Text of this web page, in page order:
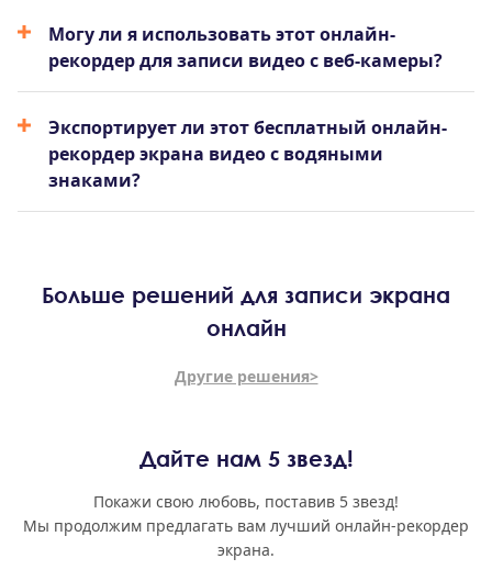
Могу ли я использовать этот онлайн-
рекордер для записи видео с веб-камеры?
Экспортирует ли этот бесплатный онлайн-
рекордер экрана видео с водяными
знаками?
Больше решений для записи экрана
онлайн
Другие решения>
Дайте нам 5 звезд!
Покажи свою любовь, поставив 5 звезд!
Мы продолжим предлагать вам лучший онлайн-рекордер
экрана.